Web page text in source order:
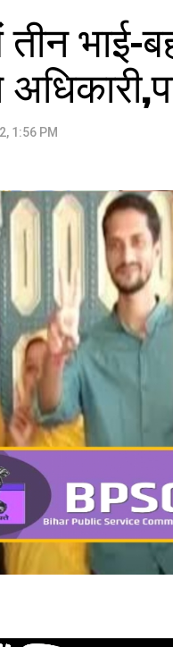
भाई-
1:56 PM